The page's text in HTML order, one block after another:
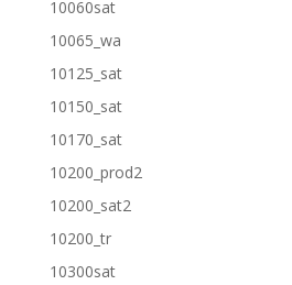
10060sat
10065_wa
10125_sat
10150_sat
10170_sat
10200_prod2
10200_sat2
10200_tr
10300sat